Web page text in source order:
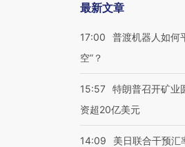
最新文章
17:00
普渡机器人如何
空”？
15:57 特朗普召开矿业
资超20亿美元
14:09 美日联合干预汇